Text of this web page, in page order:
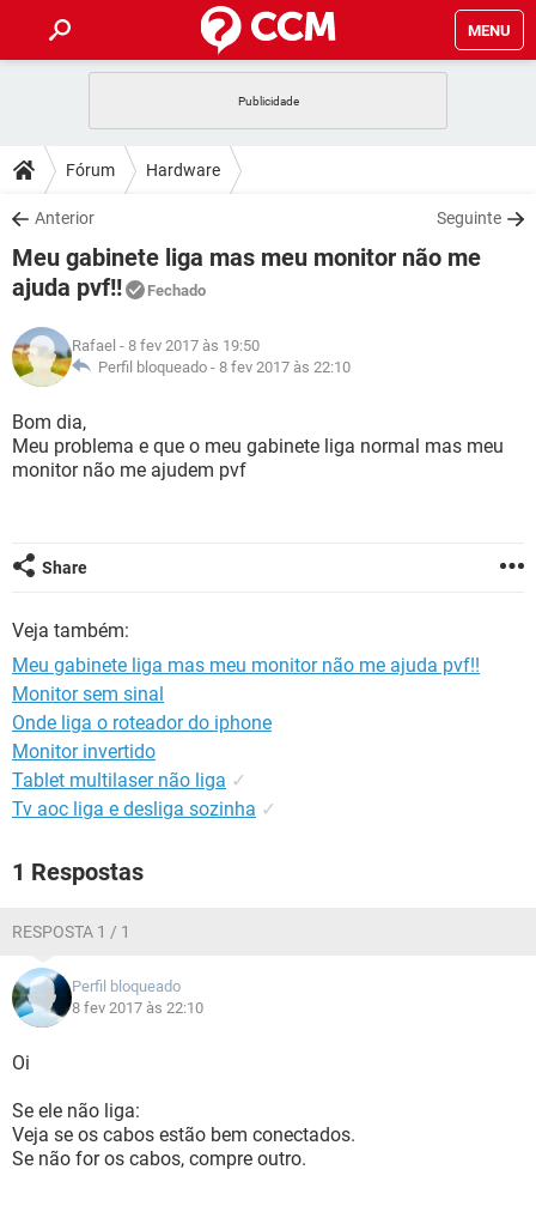
MENU
CELULAR
OUTLOOK
INSTAGRAM GMAIL
GUIA DE COMPRAS
DICAS
JOGOS
OUTLOOK
GUIA DE COMPRAS
DOWNLOADS
JOGOS WHATSAPP
CELULAR
OUTLOOK
INSTAGRAM
GUIA DE COMPRAS
FÓRUM
CELULAR FACEBOOK
INSTAGRAM GMAIL
GLOSSÁRIO
JOGOS
CELULAR
OUTLOOK
Fórum Hardware
Anterior Seguinte
Meu gabinete liga mas meu monitor não me
ajuda pvf!!
Fechado
Rafael - 8 fev 2017 às 19:50
Perfil bloqueado - 8 fev 2017 às 22:10
Bom dia,
Meu problema e que o meu gabinete liga normal mas meu
monitor não me ajudem pvf
Share
Veja também:
Meu gabinete liga mas meu monitor não me ajuda pvf!!
Monitor sem sinal
Onde liga o roteador do iphone
Monitor invertido
Tablet multilaser não liga ✓
Tv aoc liga e desliga sozinha ✓
1 Respostas
RESPOSTA 1 / 1
Perfil bloqueado
8 fev 2017 às 22:10
Oi
Se ele não liga:
Veja se os cabos estão bem conectados.
Se não for os cabos, compre outro.